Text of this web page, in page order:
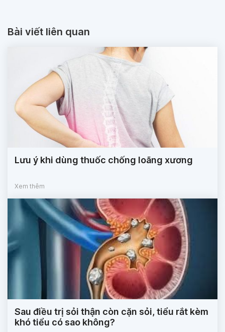
Bài viết liên quan
Lưu ý khi dùng thuốc chống loãng xương
Xem thêm
Sau điều trị sỏi thận còn cặn sỏi, tiểu rắt kèm
khó tiểu có sao không?